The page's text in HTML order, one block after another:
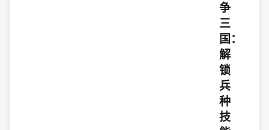
争
三
国：
解
锁
兵
种
技